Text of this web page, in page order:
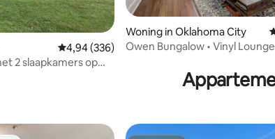
Gemiddelde beoordeling van 4,94 op 5, 336
4,94 (336)
2 slaapkamers op
Woning in Oklahoma City
Owen Bungalow • Vinyl